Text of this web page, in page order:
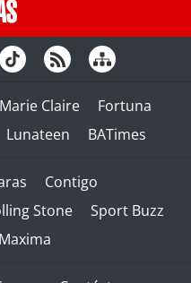
Marie Claire
Fortuna
Lunateen BATimes
Contigo
Stone
Sport Buzz
Maxima